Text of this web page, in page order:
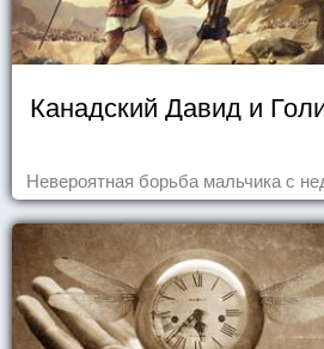
Канадский Давид и
Невероятная борьба мальчика с